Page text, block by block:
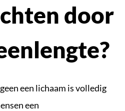
door
een lichaam is volledig
een